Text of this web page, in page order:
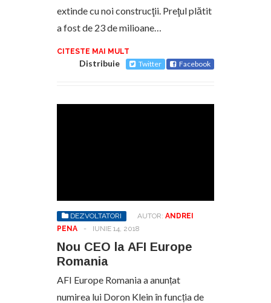
extinde cu noi construcţii. Preţul plătit
a fost de 23 de milioane…
CITESTE MAI MULT
Distribuie Twitter Facebook
DEZVOLTATORI AUTOR: ANDREI
PENA
- IUNIE 14, 2018
Nou CEO la AFI Europe
Romania
AFI Europe Romania a anunțat
numirea lui Doron Klein în funcția de